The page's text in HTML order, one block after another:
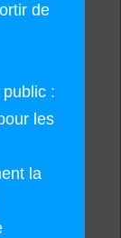
de
:
les
la